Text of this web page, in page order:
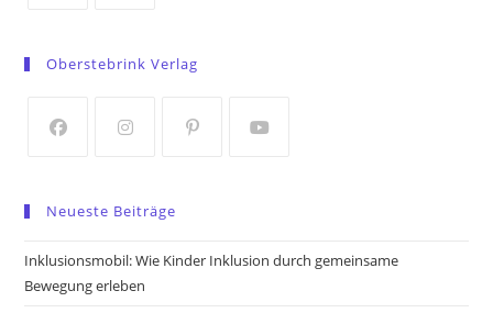
a
tab
tab
Oberstebrink Verlag
a
new
tab
new
tab
a
new
new
Neueste Beiträge
Inklusionsmobil: Wie Kinder Inklusion durch gemeinsame
Bewegung erleben